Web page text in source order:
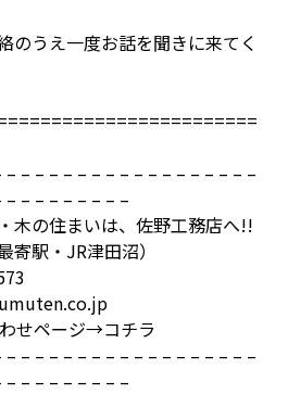
のうえ一度お話を聞きに来てく
– – – – – – – – – – – – – – – – –
– – – – – – – –
木の住まいは、佐野工務店へ!!
駅・JR津田沼）
せページ→コチラ
– – – – – – – – – – – – – – – – –
– – – – – – – –